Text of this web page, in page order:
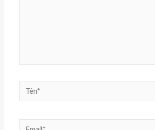
Tên*
Email*